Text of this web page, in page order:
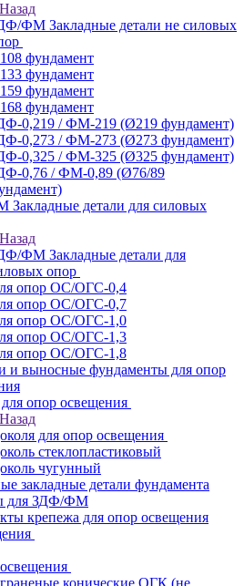
Назад
ФМ Закладные детали не силовых
фундамент
фундамент
фундамент
фундамент
0,219 / ФМ-219 (Ø219 фундамент)
0,273 / ФМ-273 (Ø273 фундамент)
0,325 / ФМ-325 (Ø325 фундамент)
0,76 / ФМ-0,89 (Ø76/89
детали для силовых
Назад
ФМ Закладные детали для
опор
опор ОС/ОГС-0,4
опор ОС/ОГС-0,7
опор ОС/ОГС-1,0
опор ОС/ОГС-1,3
опор ОС/ОГС-1,8
и выносные фундаменты для опор
опор освещения
Назад
для опор освещения
стеклопластиковый
чугунный
закладные детали фундамента
для ЗДФ/ФМ
крепежа для опор освещения
конические ОГК (не